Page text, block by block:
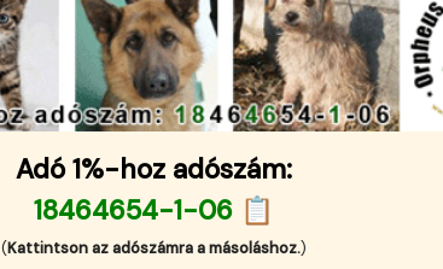
Adó 1%-hoz adószám:
18464654-1-06 📋
(Kattintson az adószámra a másoláshoz.)